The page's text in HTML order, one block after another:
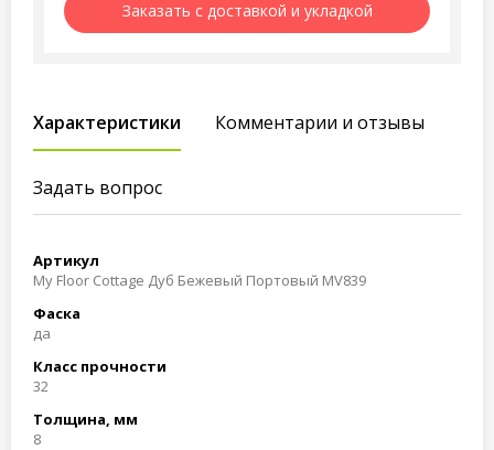
Заказать с доставкой и укладкой
Характеристики Комментарии и отзывы
Задать вопрос
Артикул
My Floor Cottage Дуб Бежевый Портовый MV839
Фаска
да
Класс прочности
32
Толщина, мм
8